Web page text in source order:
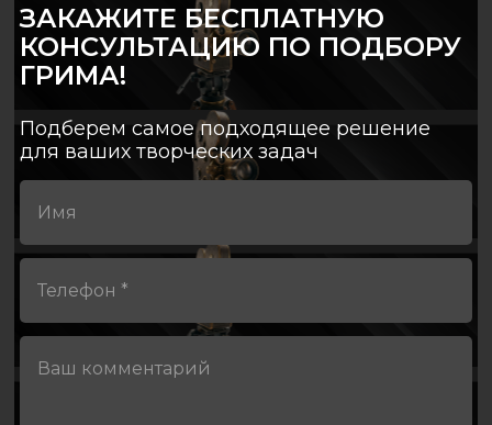
ЗАКАЖИТЕ БЕСПЛАТНУЮ
КОНСУЛЬТАЦИЮ ПО ПОДБОРУ
ГРИМА!
Подберем самое подходящее решение
для ваших творческих задач